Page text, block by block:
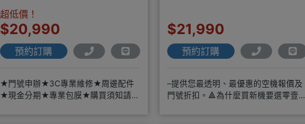
超低價！
$20,990
預約訂購
★門號申辦★3C專業維修★周邊配件
★現金分期★專業包膜★購買須知請詳
$21,990
預約訂購
–提供您最透明、最優惠的空機報價及
門號折扣。🔺為什麼買新機要選零壹通